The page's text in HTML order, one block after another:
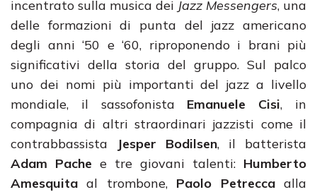
incentrato sulla musica dei Jazz Messengers, una
delle formazioni di punta del jazz americano
degli anni ‘50 e ‘60, riproponendo i brani più
significativi della storia del gruppo. Sul palco
uno dei nomi più importanti del jazz a livello
mondiale, il sassofonista Emanuele Cisi, in
compagnia di altri straordinari jazzisti come il
contrabbassista
Jesper Bodilsen, il batterista
Adam Pache e tre giovani talenti: Humberto
Amesquitaal trombone, Paolo Petreccaalla